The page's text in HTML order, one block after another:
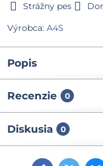
Strážny pes
Výrobca: A4S
Popis
Recenzie 0
Diskusia 0